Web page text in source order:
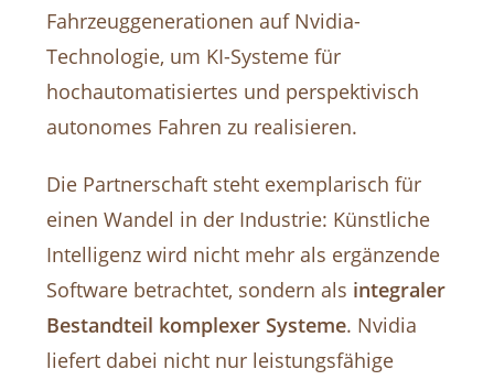
Fahrzeuggenerationen auf Nvidia-
Technologie, um KI-Systeme für
hochautomatisiertes und perspektivisch
autonomes Fahren zu realisieren.
Die Partnerschaft steht exemplarisch für
einen Wandel in der Industrie: Künstliche
Intelligenz wird nicht mehr als ergänzende
Software betrachtet, sondern als integraler
Bestandteil komplexer Systeme. Nvidia
liefert dabei nicht nur leistungsfähige